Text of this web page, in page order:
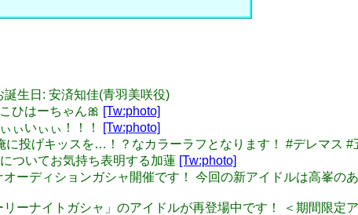
生日: 安済知佳(青羽美咲役)
ひはーちゃん🎀 [Tw:photo]
ぃいぃぃ！！！ [Tw:photo]
に投げキッスを…！？なカラーラフとなります！ #デレマス #
ついてお気持ち表明する加蓮 [Tw:photo]
ーディションガシャ開催です！ 今回の新アイドルは高峯の
ーナイトガシャ」のアイドルが再登場中です！ ＜期間限定